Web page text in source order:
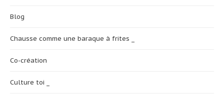
Blog
Chausse comme une baraque à frites _
Co-création
Culture toi _